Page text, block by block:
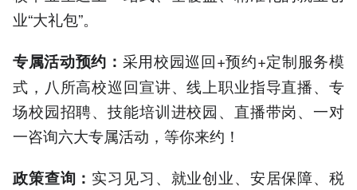
业“大礼包”。
专属活动预约： 采用校园巡回+预约+定制服务模
式，八所高校巡回宣讲、线上职业指导直播、专
场校园招聘、技能培训进校园、直播带岗、一对
一咨询六大专属活动，等你来约！
政策查询： 实习见习、就业创业、安居保障、税